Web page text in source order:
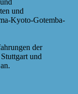
und
Kyoto-Gotemba-
der
und